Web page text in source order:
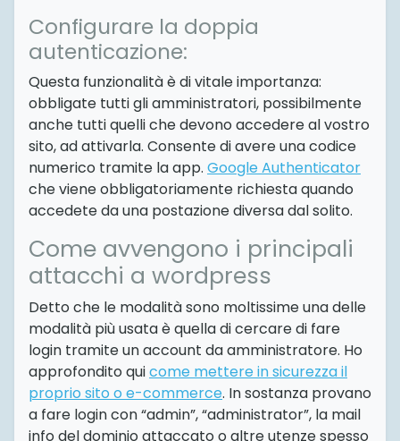
Configurare la doppia
autenticazione:
Questa funzionalità è di vitale importanza:
obbligate tutti gli amministratori, possibilmente
anche tutti quelli che devono accedere al vostro
sito, ad attivarla. Consente di avere una codice
numerico tramite la app. Google Authenticator
che viene obbligatoriamente richiesta quando
accedete da una postazione diversa dal solito.
Come avvengono i principali
attacchi a wordpress
Detto che le modalità sono moltissime una delle
modalità più usata è quella di cercare di fare
login tramite un account da amministratore. Ho
approfondito quicome mettere in sicurezza il
proprio sito o e-commerce. In sostanza provano
a fare login con “admin”, “administrator”, la mail
info del dominio attaccato o altre utenze spesso